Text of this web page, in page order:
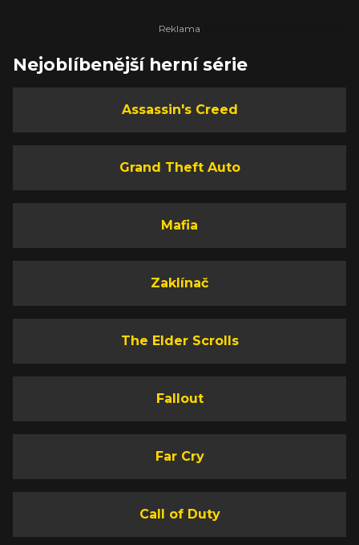
Nejoblíbenější herní série
Assassin's Creed
Grand Theft Auto
Mafia
Zaklínač
The Elder Scrolls
Fallout
Far Cry
Call of Duty